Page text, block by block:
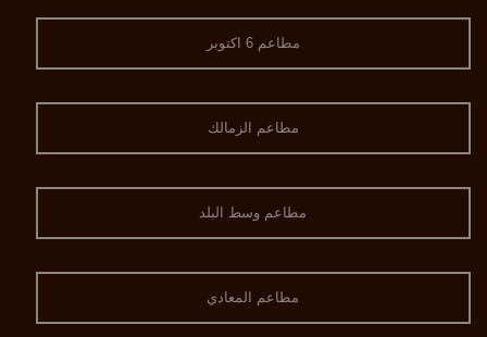
مطاعم 6 اكتوبر
مطاعم الزمالك
مطاعم وسط البلد
مطاعم المعادي